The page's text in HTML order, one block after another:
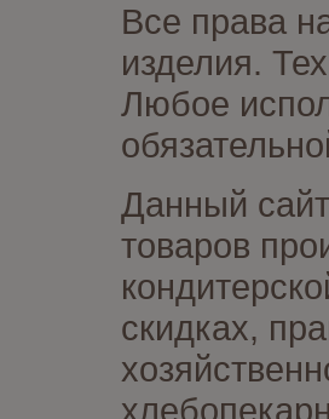
Все права
изделия.
Любое
Данный
товаров
скидках,